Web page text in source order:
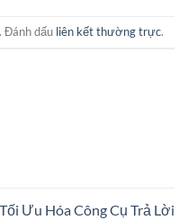
Đánh dấu liên kết thường trực.
Tối Ưu Hóa Công Cụ Trả Lời